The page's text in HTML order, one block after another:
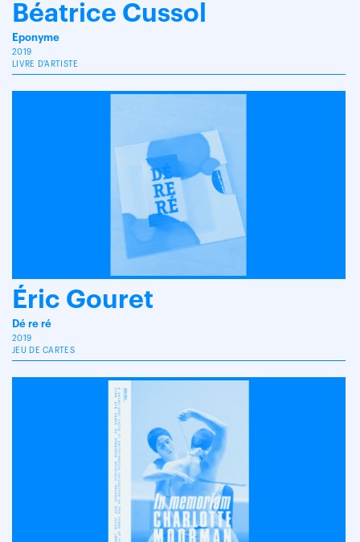
Béatrice Cussol
Eponyme
2019
LIVRE D'ARTISTE
Éric Gouret
Dé re ré
2019
JEU DE CARTES